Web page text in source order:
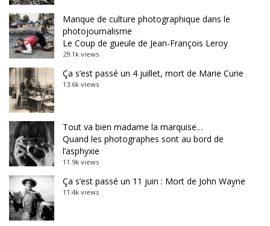
Manque de culture photographique dans le
photojournalisme
Le Coup de gueule de Jean-François Leroy
29.1k views
Ça s’est passé un 4 juillet, mort de Marie Curie
13.6k views
Tout va bien madame la marquise…
Quand les photographes sont au bord de
l’asphyxie
11.9k views
Ça s’est passé un 11 juin : Mort de John Wayne
11.4k views